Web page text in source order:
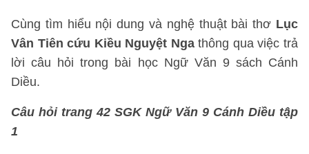
Cùng tìm hiểu nội dung và nghệ thuật bài thơ Lục
Vân Tiên cứu Kiều Nguyệt Ngathông qua việc trả
lời câu hỏi trong bài học Ngữ Văn 9 sách Cánh
Diều.
Câu hỏi trang 42 SGK Ngữ Văn 9 Cánh Diều tập
1